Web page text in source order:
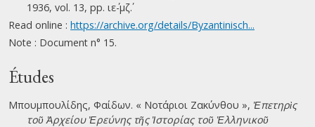
1936, vol. 13, pp. ιε΄-μζ΄.
Read online : https://archive.org/details/Byzantinisch...
Note : Document n° 15.
Études
Μπουμπουλίδης, Φαίδων. « Νοτάριοι Ζακύνθου », Ἐπετηρὶς
τοῦ Ἀρχείου Ἐρεύνης τῆς Ἱστορίας τοῦ Ἑλληνικοῦ